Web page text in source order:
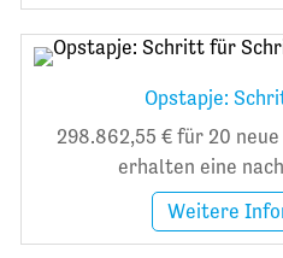
Opstapje:
298.862,55 € für 20
erhalten eine
Weitere